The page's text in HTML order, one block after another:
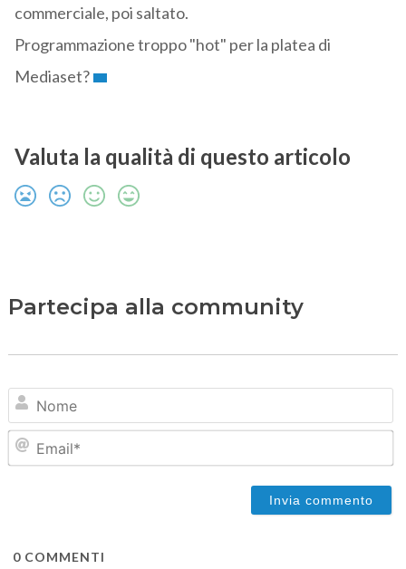
commerciale, poi saltato.
Programmazione troppo "hot" per la platea di
Mediaset?
Valuta la qualità di questo articolo
Partecipa alla community
0COMMENTI